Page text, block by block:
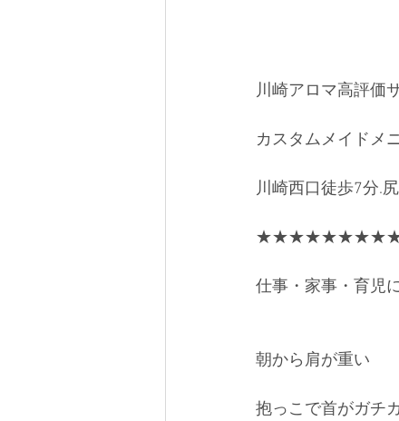
川崎アロマ高評価
カスタムメイドメ
川崎西口徒歩7分.
仕事・家事・育児
朝から肩が重い
抱っこで首がガチ